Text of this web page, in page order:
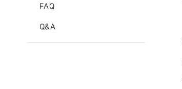
FAQ
Q&A